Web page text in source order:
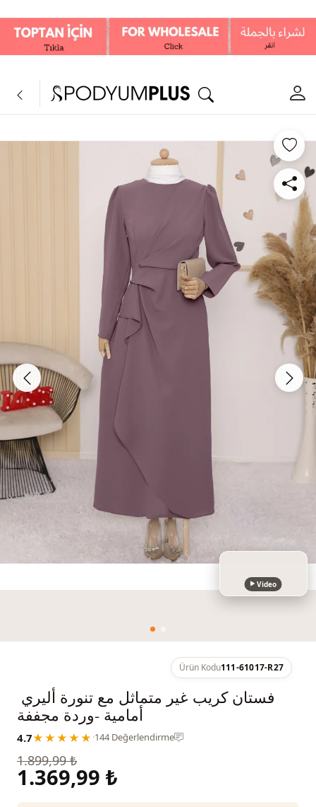
Video
Ürün Kodu111-61017-R27
فستان كريب غير متماثل مع تنورة أليري ​​
أمامية -وردة مجففة
4.7★★★★★ ·144 Değerlendirme
1.899,99 ₺
1.369,99 ₺